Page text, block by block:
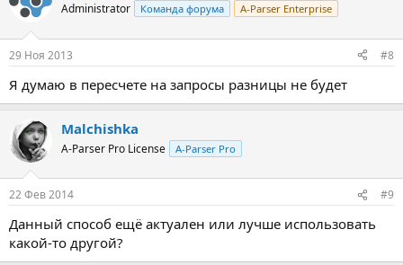
Administrator Команда форума A-Parser Enterprise
29 Ноя 2013 #8
Я думаю в пересчете на запросы разницы не будет
Malchishka
A-Parser Pro License A-Parser Pro
22 Фев 2014 #9
Данный способ ещё актуален или лучше использовать
какой-то другой?